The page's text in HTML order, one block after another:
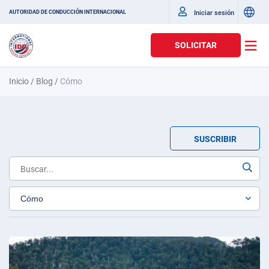
AUTORIDAD DE CONDUCCIÓN INTERNACIONAL Iniciar sesión
SOLICITAR
Inicio / Blog / Cómo
SUSCRIBIR